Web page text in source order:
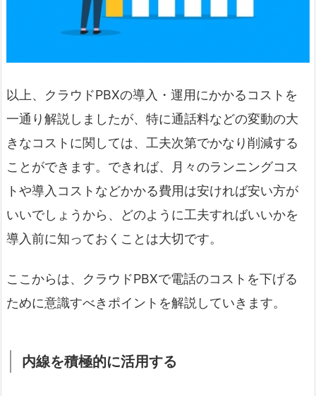
以上、クラウドPBXの導入・運用にかかるコストを
一通り解説しましたが、特に通話料などの変動の大
きなコストに関しては、工夫次第でかなり削減する
ことができます。できれば、月々のランニングコス
トや導入コストなどかかる費用は安ければ安い方が
いいでしょうから、どのように工夫すればいいかを
導入前に知っておくことは大切です。
ここからは、クラウドPBXで電話のコストを下げる
ために意識すべきポイントを解説していきます。
内線を積極的に活用する